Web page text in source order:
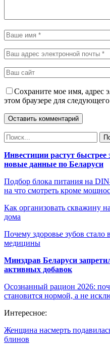
Сохраните мое имя, адрес
этом браузере для
Инвестиции растут
новые данные по Беларуси
Подбор блока питания на
на что смотреть кроме
Как организовать скважину
дома
Почему здоровье зубов
медицины
Минздрав Беларуси
активных добавок
Осознанный рацион 2026:
становится нормой, а не
Интересное:
Женщина насмерть
блинов